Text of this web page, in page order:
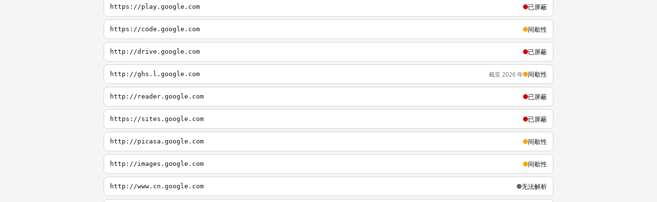
https://play.google.com 已屏蔽
https://code.google.com 间歇性
http://drive.google.com 已屏蔽
http://ghs.l.google.com 截至 2026 年 间歇性
http://reader.google.com 已屏蔽
https://sites.google.com 已屏蔽
http://picasa.google.com 间歇性
http://images.google.com 间歇性
http://www.cn.google.com 无法解析